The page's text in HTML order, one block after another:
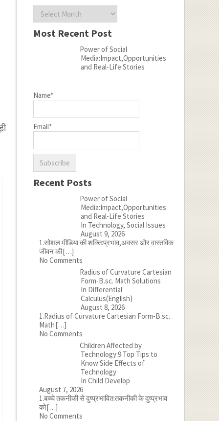
Archives
Most Recent Post
Power of Social
Media:Impact,Opportunities
and Real-Life Stories
Name*
Email*
Recent Posts
Power of Social
Media:Impact,Opportunities
and Real-Life Stories
In Technology, Social Issues
August 9, 2026
1.सोशल मीडिया की शक्ति:प्रभाव,अवसर और वास्तविक
जीवन की[…]
No Comments
Radius of Curvature Cartesian
Form-B.sc. Math Solutions
In Differential
Calculus(English)
August 8, 2026
1.Radius of Curvature Cartesian Form-B.sc.
Math[…]
No Comments
Children Affected by
Technology:9 Top Tips to
Know Side Effects of
Technology
In Child Develop
August 7, 2026
1.बच्चे तकनीकी से दुष्प्रभावित:तकनीकी के दुष्प्रभाव
को[…]
No Comments